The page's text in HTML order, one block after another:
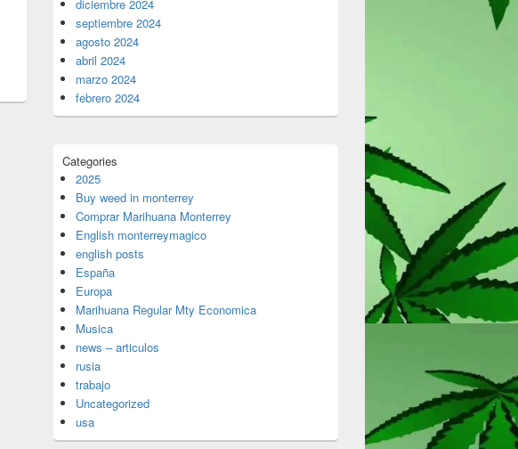
diciembre 2024
septiembre 2024
agosto 2024
abril 2024
marzo 2024
febrero 2024
Categories
2025
Buy weed in monterrey
Comprar Marihuana Monterrey
English monterreymagico
english posts
España
Europa
Marihuana Regular Mty Economica
Musica
news – articulos
rusia
trabajo
Uncategorized
usa